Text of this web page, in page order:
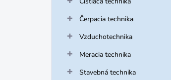
Čerpacia technika
Vzduchotechnika
Meracia technika
Stavebná technika